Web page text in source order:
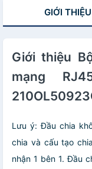
GIỚI THIỆU
Giới thiệu
mạng
Lưu ý: Đầu chia
chia và cấu tạo
nhận 1 bên 1. Đầu